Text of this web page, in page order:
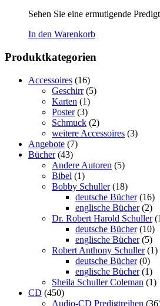
Sehen Sie eine ermutigende
In den Warenkorb
Produktkategorien
Accessoires (16)
Geschirr (5)
Karten (1)
Poster (3)
Schmuck (2)
weitere Accessoires (3)
Angebote (7)
Bücher (43)
Andere Autoren (5)
Bibel (1)
Bobby Schuller (18)
deutsche Bücher (16)
englische Bücher (2)
Dr. Robert Harold Schuller
deutsche Bücher (10)
englische Bücher (5)
Robert Anthony Schuller (1)
deutsche Bücher (0)
englische Bücher (1)
Sheila Schuller Coleman (1)
CD (450)
Audio-CD Predigtreihen